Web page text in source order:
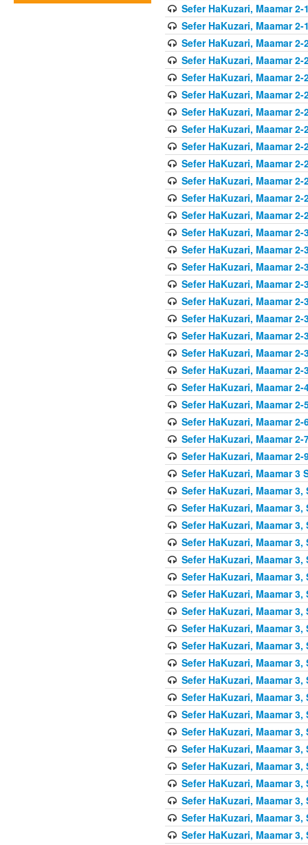
Sefer HaKuzari, Maamar 2-
Sefer HaKuzari, Maamar 2-
Sefer HaKuzari, Maamar 2-
Sefer HaKuzari, Maamar 2-
Sefer HaKuzari, Maamar 2-
Sefer HaKuzari, Maamar 2-
Sefer HaKuzari, Maamar 2-
Sefer HaKuzari, Maamar 2-
Sefer HaKuzari, Maamar 2-
Sefer HaKuzari, Maamar 2-
Sefer HaKuzari, Maamar 2-
Sefer HaKuzari, Maamar 2-
Sefer HaKuzari, Maamar 2-
Sefer HaKuzari, Maamar 2-
Sefer HaKuzari, Maamar 2-
Sefer HaKuzari, Maamar 2-
Sefer HaKuzari, Maamar 2-
Sefer HaKuzari, Maamar 2-
Sefer HaKuzari, Maamar 2-
Sefer HaKuzari, Maamar 2-
Sefer HaKuzari, Maamar 2-
Sefer HaKuzari, Maamar 2-
Sefer HaKuzari, Maamar 2-
Sefer HaKuzari, Maamar 2-
Sefer HaKuzari, Maamar 2-
Sefer HaKuzari, Maamar 2-
Sefer HaKuzari, Maamar 2-
Sefer HaKuzari, Maamar 3
Sefer HaKuzari, Maamar 3,
Sefer HaKuzari, Maamar 3,
Sefer HaKuzari, Maamar 3,
Sefer HaKuzari, Maamar 3,
Sefer HaKuzari, Maamar 3,
Sefer HaKuzari, Maamar 3,
Sefer HaKuzari, Maamar 3,
Sefer HaKuzari, Maamar 3,
Sefer HaKuzari, Maamar 3,
Sefer HaKuzari, Maamar 3,
Sefer HaKuzari, Maamar 3,
Sefer HaKuzari, Maamar 3,
Sefer HaKuzari, Maamar 3,
Sefer HaKuzari, Maamar 3,
Sefer HaKuzari, Maamar 3,
Sefer HaKuzari, Maamar 3,
Sefer HaKuzari, Maamar 3,
Sefer HaKuzari, Maamar 3,
Sefer HaKuzari, Maamar 3,
Sefer HaKuzari, Maamar 3,
Sefer HaKuzari, Maamar 3,